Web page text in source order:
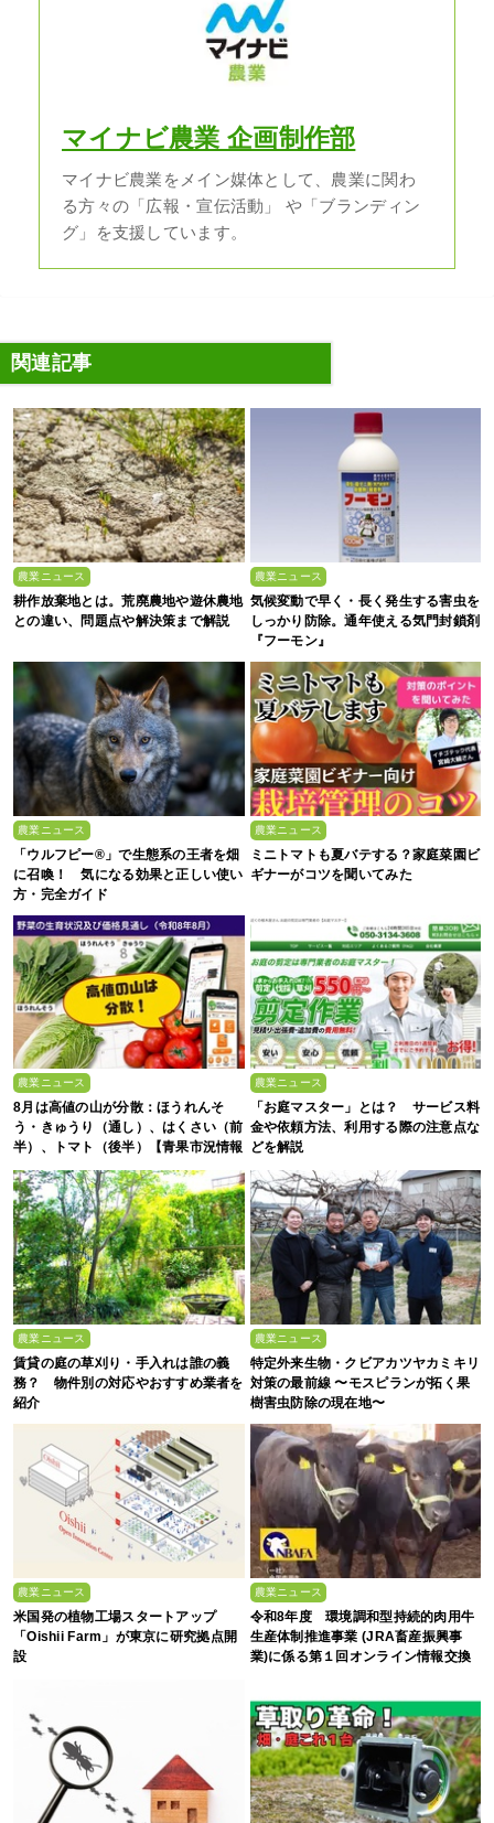
マイナビ農業 企画制作部
マイナビ農業をメイン媒体として、農業に関わ
る方々の「広報・宣伝活動」 や「ブランディン
グ」を支援しています。
関連記事
農業ニュース
耕作放棄地とは。荒廃農地や遊休農地
との違い、問題点や解決策まで解説
農業ニュース
気候変動で早く・長く発生する害虫を
しっかり防除。通年使える気門封鎖剤
『フーモン』
農業ニュース
「ウルフピー®」で生態系の王者を畑
に召喚！ 気になる効果と正しい使い
方・完全ガイド
農業ニュース
ミニトマトも夏バテする？家庭菜園ビ
ギナーがコツを聞いてみた
農業ニュース
8月は高値の山が分散：ほうれんそ
う・きゅうり（通し）、はくさい（前
半）、トマト（後半）【青果市況情報
アプリ「YAOYASAN」】
農業ニュース
「お庭マスター」とは？ サービス料
金や依頼方法、利用する際の注意点な
どを解説
農業ニュース
賃貸の庭の草刈り・手入れは誰の義
務？ 物件別の対応やおすすめ業者を
紹介
農業ニュース
特定外来生物・クビアカツヤカミキリ
対策の最前線 〜モスピランが拓く果
樹害虫防除の現在地〜
農業ニュース
米国発の植物工場スタートアップ
「Oishii Farm」が東京に研究拠点開
設
農業ニュース
令和8年度 環境調和型持続的肉用牛
生産体制推進事業 (JRA畜産振興事
業)に係る第１回オンライン情報交換